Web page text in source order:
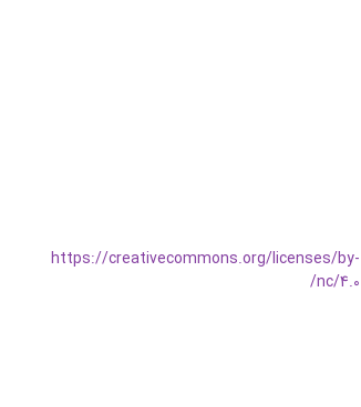
https://creativecommons.org/licenses/by-
nc/4.0/